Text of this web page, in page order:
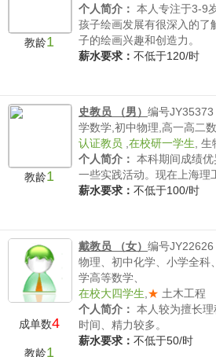
教龄1
个人简介： 本人专注于3-9
孩子绘画发展有很深入的了
子的绘画兴趣和创造力。
薪水要求： 不低于120/时
教龄1
史教员 （男） 编号JY35373
学数学,初中物理,高一高二
认证教员 在校研一学生 生
个人简介： 本科期间成绩
一些实践活动。现在上海理
薪水要求： 不低于100/时
成单数4
教龄1
戴教员 （女） 编号JY22626
物理、初中化学、小学全科
学高等数学、
在校大四学生 ★ 土木工程
个人简介： 本人较为擅长
时间、精力较多。
薪水要求： 不低于50/时